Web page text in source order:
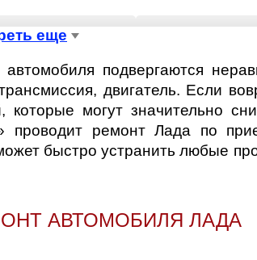
NIVA LADA
TOSCANA LADA
NIVA NOVA
еще
подвергаются
двигатель. Если
могут значительно
проводит ремонт Лада по
быстро устранить любые
АВТОМОБИЛЯ ЛАДА